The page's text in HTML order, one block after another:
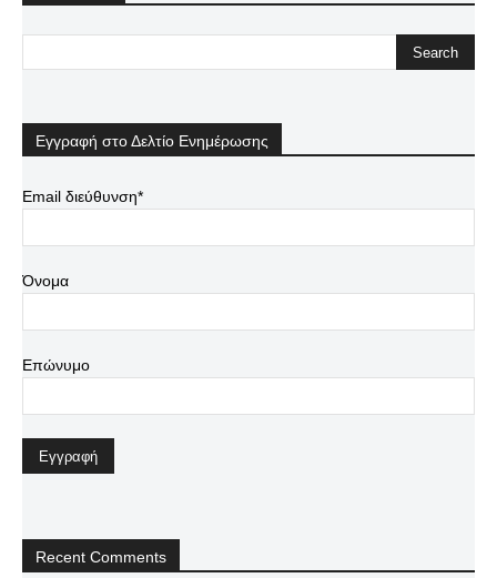
Εγγραφή στο Δελτίο Ενημέρωσης
Email διεύθυνση*
Όνομα
Επώνυμο
Recent Comments